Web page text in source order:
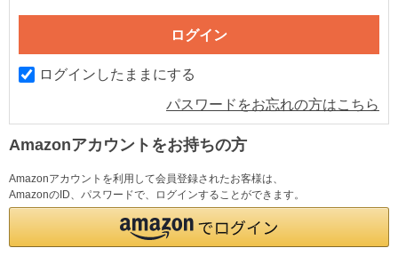
ログインしたままにする
パスワードをお忘れの方はこちら
Amazonアカウントをお持ちの方
Amazonアカウントを利用して会員登録されたお客様は、
AmazonのID、パスワードで、ログインすることができます。